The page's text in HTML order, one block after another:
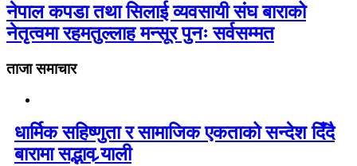
नेपाल कपडा तथा सिलाई व्यवसायी संघ बाराको
नेतृत्वमा रहमतुल्लाह मन्सूर पुनः सर्वसम्मत
ताजा समाचार
धार्मिक सहिष्णुता र सामाजिक एकताको सन्देश दिँदै
बारामा सद्भाव र्‍याली